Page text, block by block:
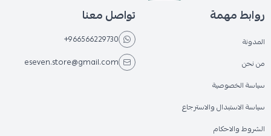
روابط مهمة
المدونة
من نحن
سياسة الخصوصية
سياسة الاستبدال والاسترجاع
الشروط والاحكام
تواصل معنا
+966566229730
eseven.store@gmail.com